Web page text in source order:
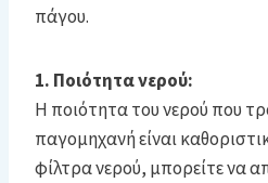
πάγου.
1. Ποιότητα νερού:
Η ποιότητα του νερού που
παγομηχανή είναι
φίλτρα νερού, μπορείτε να